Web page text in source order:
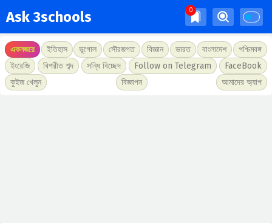
Ask 3schools
একনজরে ইতিহাস ভূগোল সৌরজগত বিজ্ঞান ভারত বাংলাদেশ
পশ্চিমবঙ্গ
ইংরেজি
বিপরীত শব্দ সন্ধি বিচ্ছেদ Follow on Telegram
FaceBook
কুইজ খেলুন
বিজ্ঞাপন আমাদের অ্যাপ